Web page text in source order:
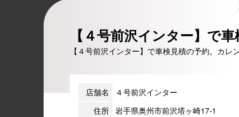
【４号前沢インター】で
【４号前沢インター】で車検見積の予約。カレ
店舗名
４号前沢インター
住所 岩手県奥州市前沢塔ヶ崎17-1